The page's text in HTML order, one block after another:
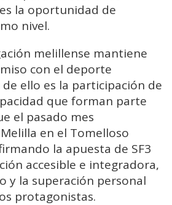
la oportunidad de
nivel.
melillense mantiene
con el deporte
de ello es la participación de
que forman parte
el pasado mes
en el Tomelloso
la apuesta de SF3
accesible e integradora,
y la superación personal
protagonistas.